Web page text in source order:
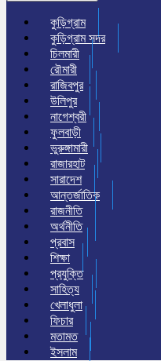
কুড়িগ্রাম
কুড়িগ্রাম সদর
চিলমারী
রৌমারী
রাজিবপুর
উলিপুর
নাগেশ্বরী
ফুলবাড়ী
ভুরুঙ্গামারী
রাজারহাট
সারাদেশ
আন্তর্জাতিক
রাজনীতি
অর্থনীতি
প্রবাস
শিক্ষা
প্রযুক্তি
সাহিত্য
খেলাধুলা
ফিচার
মতামত
ইসলাম